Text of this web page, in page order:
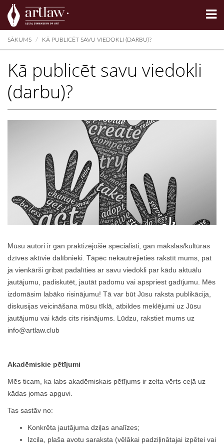
Summarize
SĀKUMS KĀ PUBLICĒT SAVU VIEDOKLI (DARBU)?
Kā publicēt savu viedokli
(darbu)?
Mūsu autori ir gan praktizējošie specialisti, gan mākslas/kultūras
dzīves aktīvie dalībnieki. Tāpēc nekautrējieties rakstīt mums, pat
ja vienkārši gribat padalīties ar savu viedokli par kādu aktuālu
jautājumu, padiskutēt, jautāt padomu vai apspriest gadījumu. Mēs
izdomāsim labāko risinājumu! Tā var būt Jūsu raksta publikācija,
diskusijas veicināšana mūsu tīklā, atbildes meklējumi uz Jūsu
jautājumu vai kāds cits risinājums. Lūdzu, rakstiet mums uz
info@artlaw.club
Akadēmiskie pētījumi
Mēs ticam, ka labs akadēmiskais pētījums ir zelta vērts ceļā uz
kādas jomas apguvi.
Tas sastāv no:
Konkrēta jautājuma dziļas analīzes;
Izcila, plaša avotu saraksta (vēlākai padziļinātajai izpētei vai